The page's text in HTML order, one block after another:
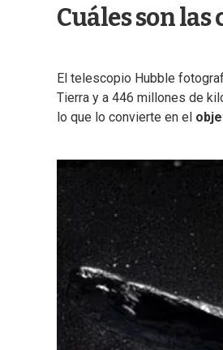
Cuáles son
El telescopio Hubble
Tierra y a 446 millones de
lo que lo convierte en el